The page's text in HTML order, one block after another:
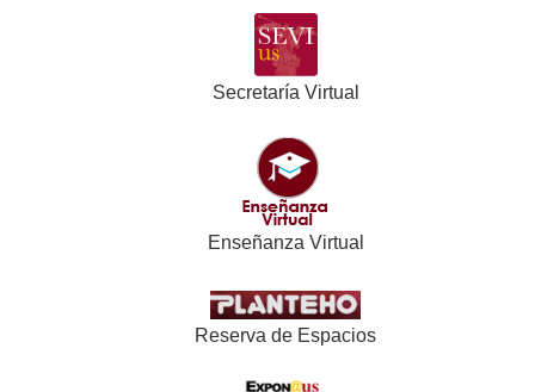
Secretaría Virtual
Enseñanza Virtual
Reserva de Espacios